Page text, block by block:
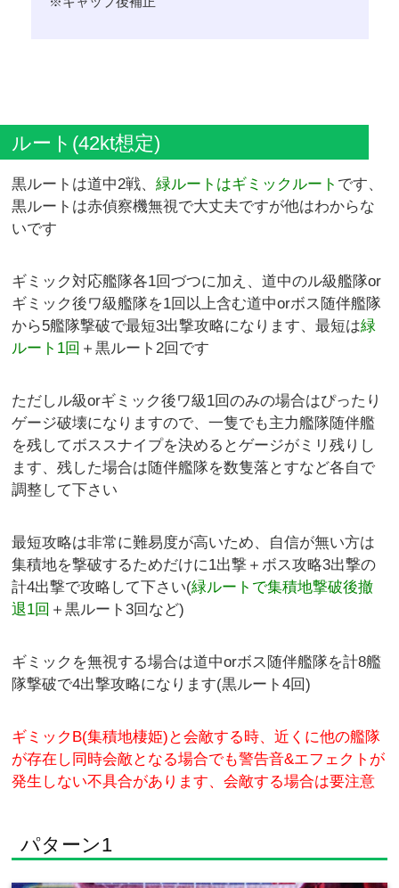
ルート(42kt想定)
黒ルートは道中2戦、緑ルートはギミックルート です、
黒ルートは赤偵察機無視で大丈夫ですが他はわからな
いです
ギミック対応艦隊各1回づつに加え、道中のル級艦隊or
ギミック後ワ級艦隊を1回以上含む道中orボス随伴艦隊
から5艦隊撃破で最短3出撃攻略になります、最短は緑
ルート1回 ＋黒ルート2回です
ただしル級orギミック後ワ級1回のみの場合はぴったり
ゲージ破壊になりますので、一隻でも主力艦隊随伴艦
を残してボススナイプを決めるとゲージがミリ残りし
ます、残した場合は随伴艦隊を数隻落とすなど各自で
調整して下さい
最短攻略は非常に難易度が高いため、自信が無い方は
集積地を撃破するためだけに1出撃＋ボス攻略3出撃の
計4出撃で攻略して下さい(緑ルートで集積地撃破後撤
退1回 ＋黒ルート3回など)
ギミックを無視する場合は道中orボス随伴艦隊を計8艦
隊撃破で4出撃攻略になります(黒ルート4回)
ギミックB(集積地棲姫)と会敵する時、近くに他の艦隊
が存在し同時会敵となる場合でも警告音&エフェクトが
発生しない不具合があります、会敵する場合は要注意
パターン1